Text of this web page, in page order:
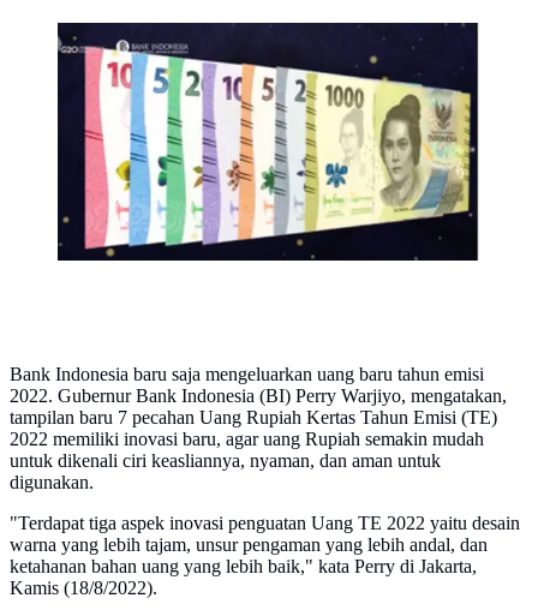
Melihat penampakan Uang Rupiah baru
(instagram/bankindonesia)
Bank Indonesia baru saja mengeluarkan uang baru tahun emisi
2022. Gubernur Bank Indonesia (BI) Perry Warjiyo, mengatakan,
tampilan baru 7 pecahan Uang Rupiah Kertas Tahun Emisi (TE)
2022 memiliki inovasi baru, agar uang Rupiah semakin mudah
untuk dikenali ciri keasliannya, nyaman, dan aman untuk
digunakan.
"Terdapat tiga aspek inovasi penguatan Uang TE 2022 yaitu desain
warna yang lebih tajam, unsur pengaman yang lebih andal, dan
ketahanan bahan uang yang lebih baik," kata Perry di Jakarta,
Kamis (18/8/2022).